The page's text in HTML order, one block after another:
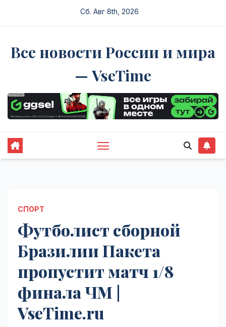
Сб. Авг 8th, 2026
Все новости России и мира
— VseTime
СПОРТ
Футболист сборной
Бразилии Пакета
пропустит матч 1/8
финала ЧМ |
VseTime.ru